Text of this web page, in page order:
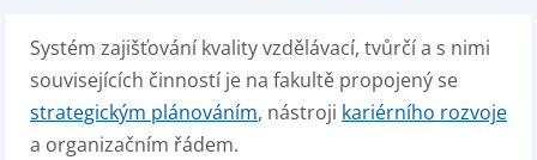
Systém zajišťování kvality vzdělávací, tvůrčí a s nimi
souvisejících činností je na fakultě propojený se
strategickým plánováním, nástroji kariérního rozvoje
a organizačním řádem.